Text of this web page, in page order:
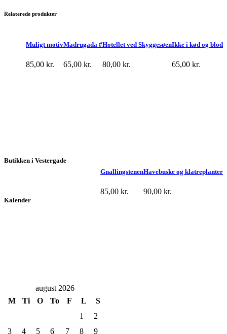
Relaterede produkter
Ikke i kød og blod
65,00 kr.
Hotellet ved Skyggesøen
80,00 kr.
Madrugada #
65,00 kr.
Muligt motiv
85,00 kr.
Havebuske og klatreplanter
90,00 kr.
Gnallingstenen
85,00 kr.
Butikken i Vestergade
Kalender
august 2026
M
Ti O To F L
S
1
2
3
4 5 6 7 8
9